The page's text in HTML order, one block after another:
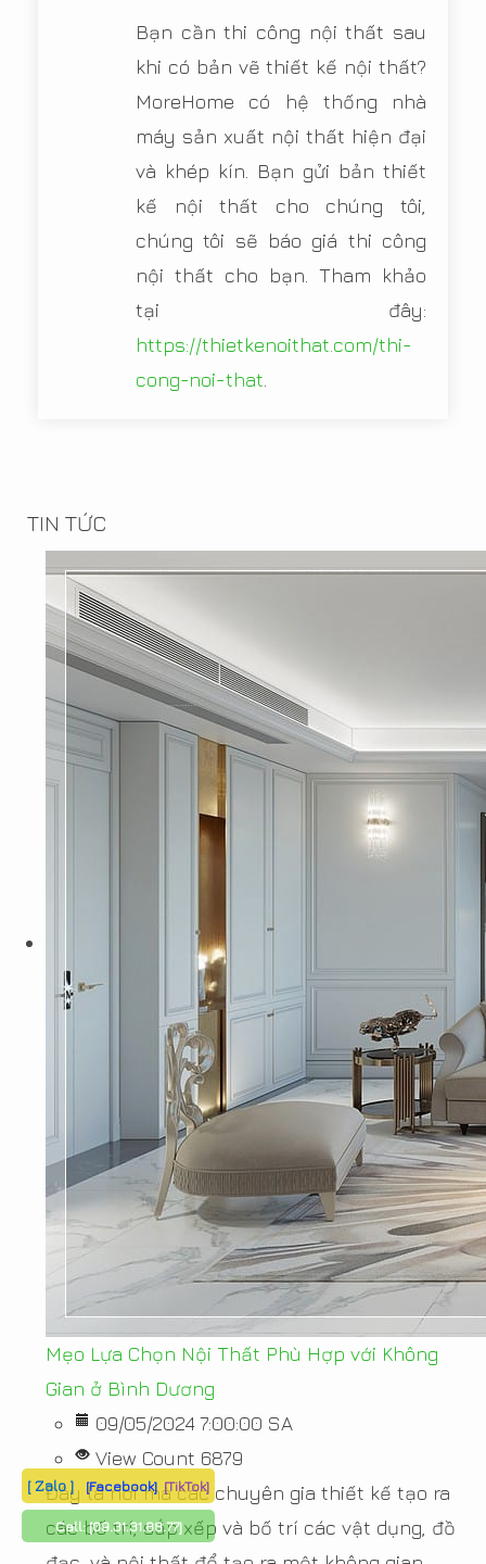
Bạn cần thi công nội thất sau
khi có bản vẽ thiết kế nội thất?
MoreHome có hệ thống nhà
máy sản xuất nội thất hiện đại
và khép kín. Bạn gửi bản thiết
kế nội thất cho chúng tôi,
chúng tôi sẽ báo giá thi công
nội thất cho bạn. Tham khảo
tại đây:
https://thietkenoithat.com/thi-
cong-noi-that.
TIN TỨC
Mẹo Lựa Chọn Nội Thất Phù Hợp với Không
Gian ở Bình Dương
09/05/2024 7:00:00 SA
View Count 6879
Đây là nơi mà các chuyên gia thiết kế tạo ra
các bố trí, sắp xếp và bố trí các vật dụng, đồ
[ Zalo ] [Facebook] [TikTok]
Call:[09.31.31.88.77]